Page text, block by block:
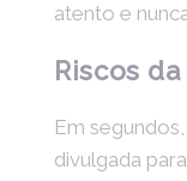
atento e
Riscos
Em
divulgada